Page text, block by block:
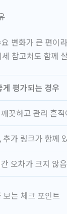
변화가 큰 편이
참고처도 함께
게 평가되는 경우
끗하고 관리 흔
추가 링크가 함께
오차가 크지 않음
보는 체크 포인트